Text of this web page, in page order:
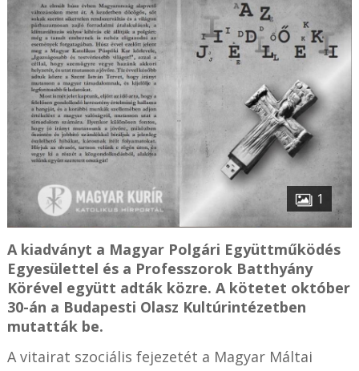
1
A kiadványt a Magyar Polgári Együttműködés
Egyesülettel és a Professzorok Batthyány
Körével együtt adták közre. A kötetet október
30-án a Budapesti Olasz Kultúrintézetben
mutatták be.
A vitairat szociális fejezetét a Magyar Máltai